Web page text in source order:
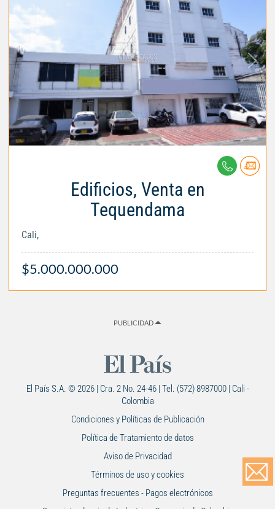
Edificios, Venta en
Tequendama
Cali,
$5.000.000.000
PUBLICIDAD
El País S.A. © 2026 | Cra. 2 No. 24-46 | Tel. (572) 8987000 | Cali -
Colombia
Condiciones y Políticas de Publicación
Política de Tratamiento de datos
Aviso de Privacidad
Términos de uso y cookies
Preguntas frecuentes - Pagos electrónicos